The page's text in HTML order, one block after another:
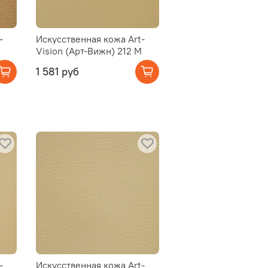
Искусственная кожа Art-
Vision (Арт-Вижн) 212 M
1 581 руб
Искусственная кожа Art-